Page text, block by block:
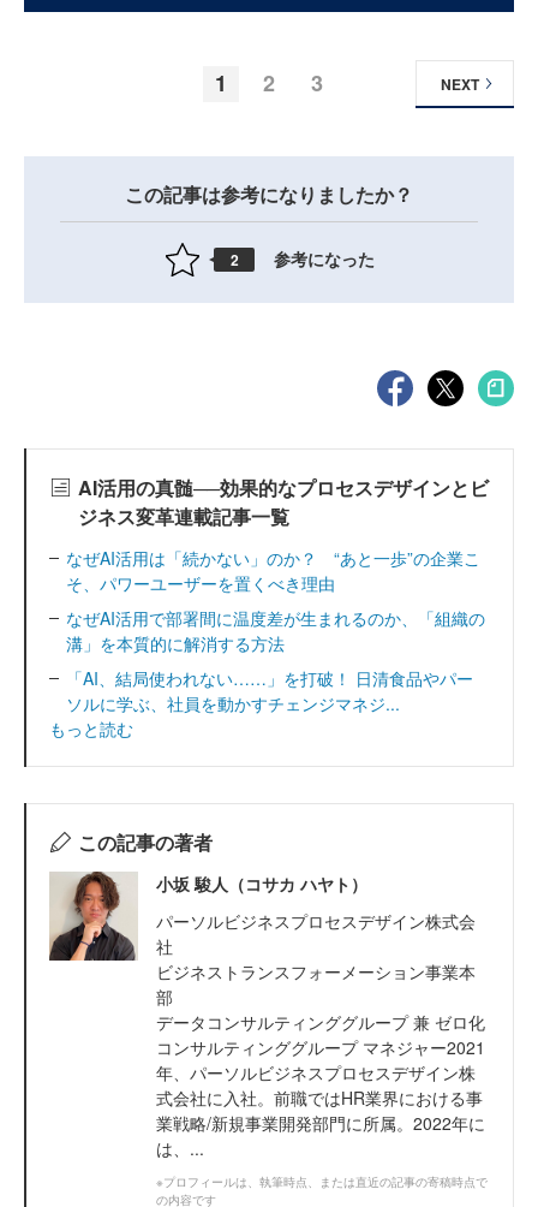
1 2 3 NEXT
この記事は参考になりましたか？
2 参考になった
AI活用の真髄──効果的なプロセスデザインとビ
ジネス変革連載記事一覧
なぜAI活用は「続かない」のか？ “あと一歩”の企業こ
そ、パワーユーザーを置くべき理由
なぜAI活用で部署間に温度差が生まれるのか、「組織の
溝」を本質的に解消する方法
「AI、結局使われない……」を打破！ 日清食品やパー
ソルに学ぶ、社員を動かすチェンジマネジ...
もっと読む
この記事の著者
小坂 駿人（コサカ ハヤト）
パーソルビジネスプロセスデザイン株式会
社
ビジネストランスフォーメーション事業本
部
データコンサルティンググループ 兼 ゼロ化
コンサルティンググループ マネジャー2021
年、パーソルビジネスプロセスデザイン株
式会社に入社。前職ではHR業界における事
業戦略/新規事業開発部門に所属。2022年に
は、...
※プロフィールは、執筆時点、または直近の記事の寄稿時点で
の内容です